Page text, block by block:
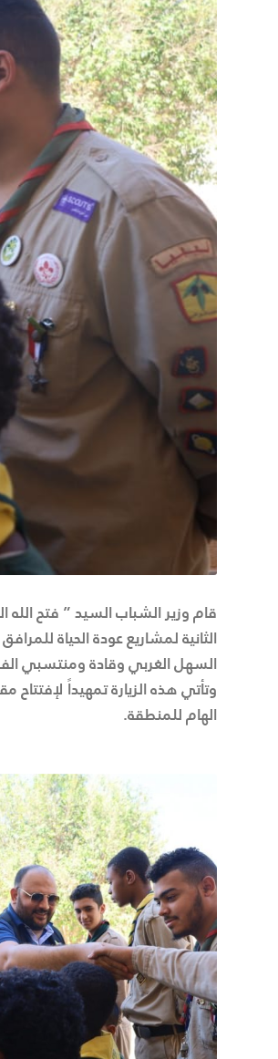
الثانية لمشاريع عودة الحياة
السهل الغربي وقادة ومنتسبي
وتأتي هذه الزيارة تمهيداً
الهام للمنطقة.